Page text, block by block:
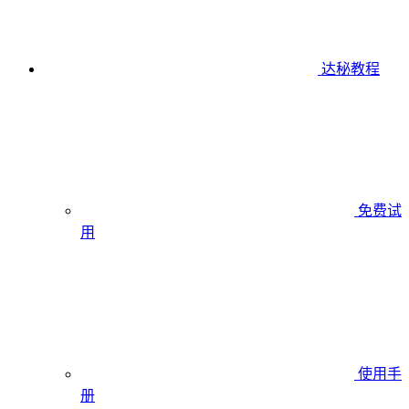
达秘教程
免费试
用
使用手
册